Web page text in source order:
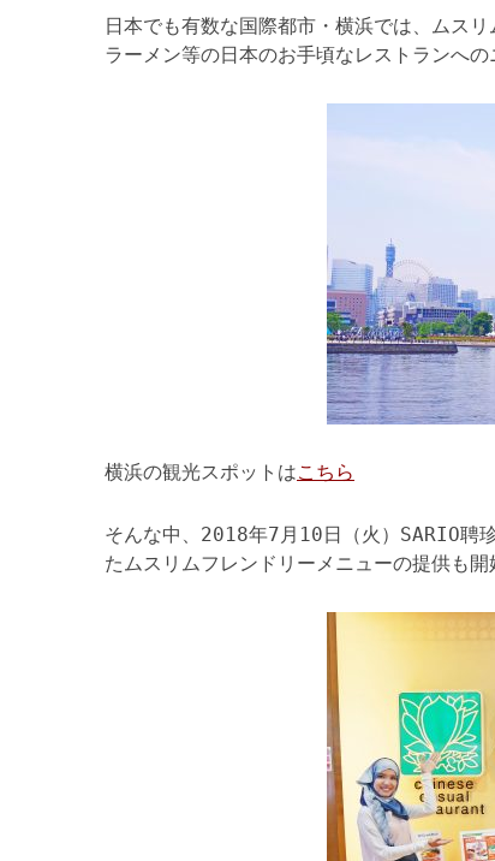
日本でも有数な国際都市・横浜では、ムスリ
ラーメン等の日本のお手頃なレストランへの
横浜の観光スポットはこちら
そんな中、2018年7月10日（火）SARIO聘
たムスリムフレンドリーメニューの提供も開